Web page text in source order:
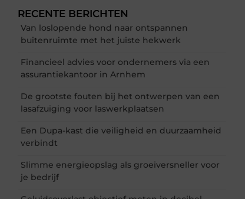
RECENTE BERICHTEN
Van loslopende hond naar ontspannen
buitenruimte met het juiste hekwerk
Financieel advies voor ondernemers via een
assurantiekantoor in Arnhem
De grootste fouten bij het ontwerpen van een
lasafzuiging voor laswerkplaatsen
Een Dupa-kast die veiligheid en duurzaamheid
verbindt
Slimme energieopslag als groeiversneller voor
je bedrijf